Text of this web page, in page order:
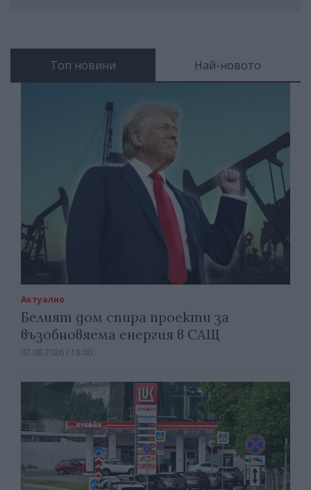
Топ новини Най-новото
Актуално
Белият дом спира проекти за
възобновяема енергия в САЩ
07.08.2026 / 18:00